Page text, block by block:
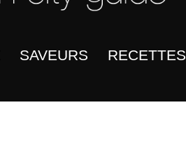
SAVEURS RECETTES